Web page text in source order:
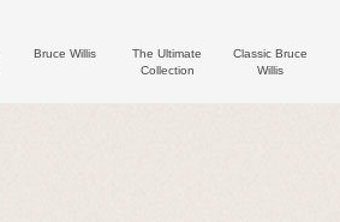
Bruce Willis
The Ultimate
Collection
Classic Bruce
Willis